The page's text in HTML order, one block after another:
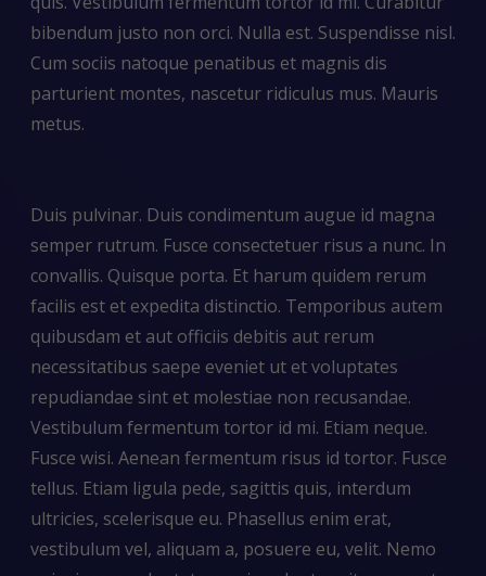
bibendum justo non orci. Nulla est. Suspendisse nisl.
Cum sociis natoque penatibus et magnis dis
parturient montes, nascetur ridiculus mus. Mauris
metus.
Duis pulvinar. Duis condimentum augue id magna
semper rutrum. Fusce consectetuer risus a nunc. In
convallis. Quisque porta. Et harum quidem rerum
facilis est et expedita distinctio. Temporibus autem
quibusdam et aut officiis debitis aut rerum
necessitatibus saepe eveniet ut et voluptates
repudiandae sint et molestiae non recusandae.
Vestibulum fermentum tortor id mi. Etiam neque.
Fusce wisi. Aenean fermentum risus id tortor. Fusce
tellus. Etiam ligula pede, sagittis quis, interdum
ultricies, scelerisque eu. Phasellus enim erat,
vestibulum vel, aliquam a, posuere eu, velit. Nemo